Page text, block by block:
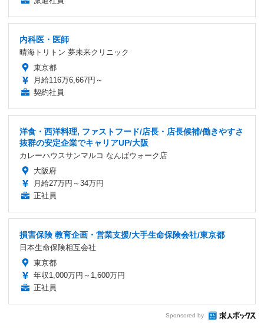
内科医・医師
晴海トリトン 夢未来クリニック
東京都
月給116万6,667円～
契約社員
洋食・西洋料理, ファストフード/店長・店長候補/働きやすさ
抜群の安定企業でキャリアUP/大阪
カレーハウスサンマルコ なんばウォーク店
大阪府
月給27万円～34万円
正社員
損害保険 教育企画・営業支援/大手生命保険会社/東京都
日本生命保険相互会社
東京都
年収1,000万円～1,600万円
正社員
Sponsored by